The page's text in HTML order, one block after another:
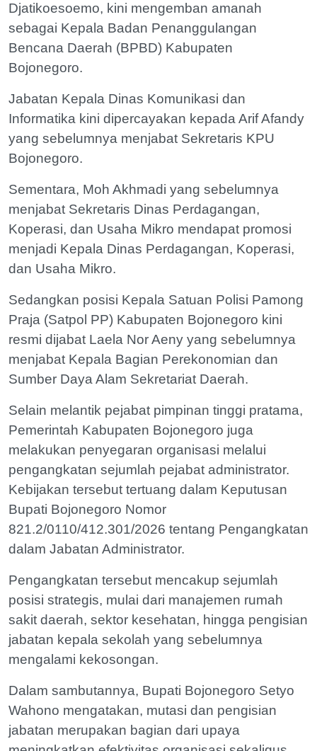
Djatikoesoemo, kini mengemban amanah
sebagai Kepala Badan Penanggulangan
Bencana Daerah (BPBD) Kabupaten
Bojonegoro.
Jabatan Kepala Dinas Komunikasi dan
Informatika kini dipercayakan kepada Arif Afandy
yang sebelumnya menjabat Sekretaris KPU
Bojonegoro.
Sementara, Moh Akhmadi yang sebelumnya
menjabat Sekretaris Dinas Perdagangan,
Koperasi, dan Usaha Mikro mendapat promosi
menjadi Kepala Dinas Perdagangan, Koperasi,
dan Usaha Mikro.
Sedangkan posisi Kepala Satuan Polisi Pamong
Praja (Satpol PP) Kabupaten Bojonegoro kini
resmi dijabat Laela Nor Aeny yang sebelumnya
menjabat Kepala Bagian Perekonomian dan
Sumber Daya Alam Sekretariat Daerah.
Selain melantik pejabat pimpinan tinggi pratama,
Pemerintah Kabupaten Bojonegoro juga
melakukan penyegaran organisasi melalui
pengangkatan sejumlah pejabat administrator.
Kebijakan tersebut tertuang dalam Keputusan
Bupati Bojonegoro Nomor
821.2/0110/412.301/2026 tentang Pengangkatan
dalam Jabatan Administrator.
Pengangkatan tersebut mencakup sejumlah
posisi strategis, mulai dari manajemen rumah
sakit daerah, sektor kesehatan, hingga pengisian
jabatan kepala sekolah yang sebelumnya
mengalami kekosongan.
Dalam sambutannya, Bupati Bojonegoro Setyo
Wahono mengatakan, mutasi dan pengisian
jabatan merupakan bagian dari upaya